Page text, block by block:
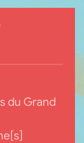
du Grand